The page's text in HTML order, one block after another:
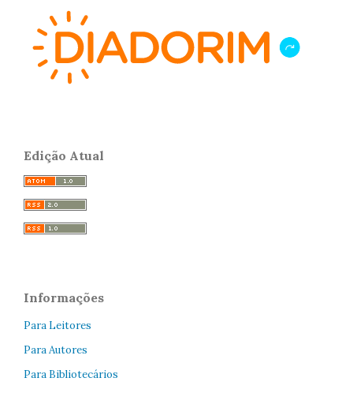
Edição Atual
Informações
Para Leitores
Para Autores
Para Bibliotecários